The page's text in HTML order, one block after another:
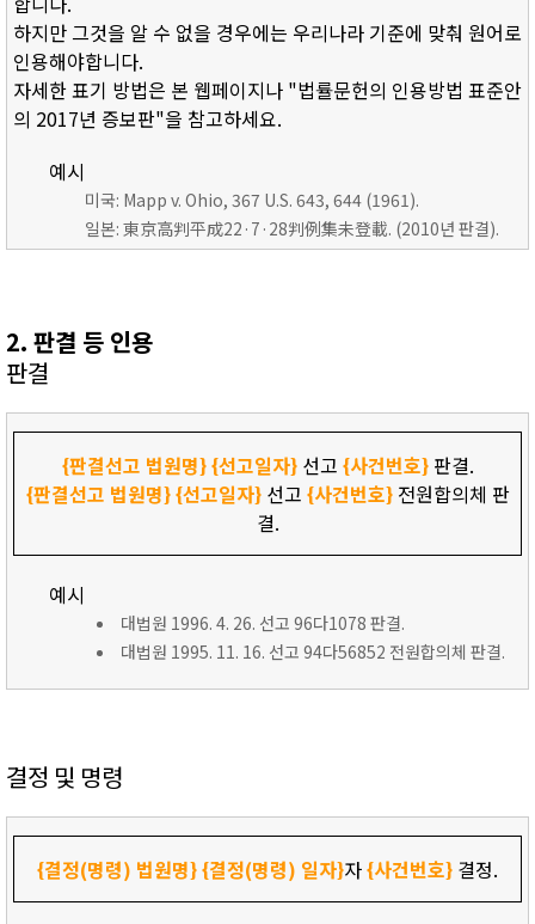
하지만 그것을 알 수 없을 경우에는 우리나라 기준에 맞춰 원어로
인용해야합니다.
자세한 표기 방법은 본 웹페이지나 "법률문헌의 인용방법 표준안
의 2017년 증보판"을 참고하세요.
예시
미국: Mapp v. Ohio, 367 U.S. 643, 644 (1961).
일본: 東京高判平成22·7·28判例集未登載. (2010년 판결).
2. 판결 등 인용
판결
{판결선고 법원명}{선고일자}선고 {사건번호}판결.
{판결선고 법원명}{선고일자}선고 {사건번호}전원합의체 판
결.
예시
대법원 1996. 4. 26. 선고 96다1078 판결.
대법원 1995. 11. 16. 선고 94다56852 전원합의체 판결.
결정 및 명령
{결정(명령) 법원명}{결정(명령) 일자}자{사건번호} 결정.